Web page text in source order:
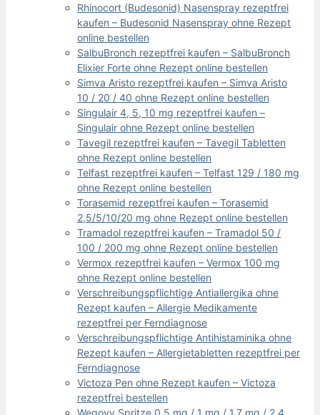
Rhinocort (Budesonid) Nasenspray rezeptfrei
kaufen – Budesonid Nasenspray ohne Rezept
online bestellen
SalbuBronch rezeptfrei kaufen – SalbuBronch
Elixier Forte ohne Rezept online bestellen
Simva Aristo rezeptfrei kaufen – Simva Aristo
10 / 20 / 40 ohne Rezept online bestellen
Singulair 4, 5, 10 mg rezeptfrei kaufen –
Singulair ohne Rezept online bestellen
Tavegil rezeptfrei kaufen – Tavegil Tabletten
ohne Rezept online bestellen
Telfast rezeptfrei kaufen – Telfast 129 / 180 mg
ohne Rezept online bestellen
Torasemid rezeptfrei kaufen – Torasemid
2,5/5/10/20 mg ohne Rezept online bestellen
Tramadol rezeptfrei kaufen – Tramadol 50 /
100 / 200 mg ohne Rezept online bestellen
Vermox rezeptfrei kaufen – Vermox 100 mg
ohne Rezept online bestellen
Verschreibungspflichtige Antiallergika ohne
Rezept kaufen – Allergie Medikamente
rezeptfrei per Ferndiagnose
Verschreibungspflichtige Antihistaminika ohne
Rezept kaufen – Allergietabletten rezeptfrei per
Ferndiagnose
Victoza Pen ohne Rezept kaufen – Victoza
rezeptfrei bestellen
Wegovy Spritze 0,5 mg / 1 mg / 1,7 mg / 2,4